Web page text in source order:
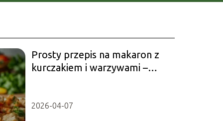
Prosty przepis na makaron z
kurczakiem i warzywami –
2026-04-07